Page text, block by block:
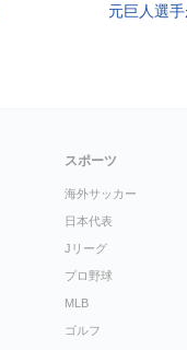
元巨人選
スポーツ
海外サッカー
日本代表
Jリーグ
プロ野球
MLB
ゴルフ